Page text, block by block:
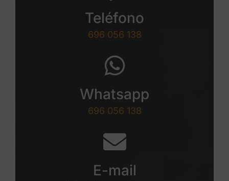
Teléfono
696 056 138
Whatsapp
696 056 138
E-mail